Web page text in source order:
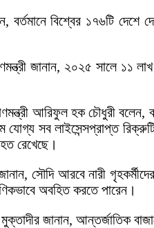
বিশ্বের ১৭৬টি দেশে
জানান, ২০২৫ সালে ১১
আরিফুল হক চৌধুরী বলেন,
সব লাইসেন্সপ্রাপ্ত
রেখেছে।
সৌদি আরবে নারী
অবহিত করতে পারেন।
জানান, আন্তর্জাতিক